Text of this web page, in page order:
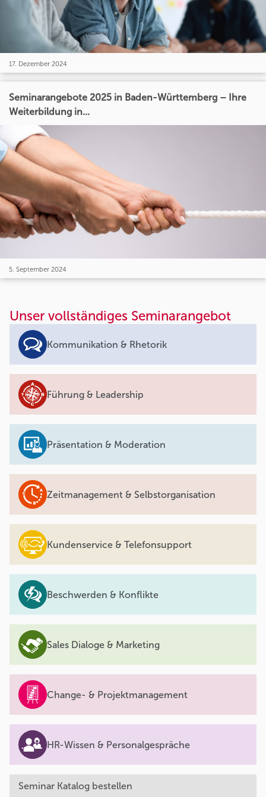
17. Dezember 2024
Seminarangebote 2025 in Baden-Württemberg – Ihre
Weiterbildung in...
5. September 2024
Unser vollständiges Seminarangebot
Kommunikation & Rhetorik
Führung & Leadership
Präsentation & Moderation
Zeitmanagement & Selbstorganisation
Kundenservice & Telefonsupport
Beschwerden & Konflikte
Sales Dialoge & Marketing
Change- & Projektmanagement
HR-Wissen & Personalgespräche
Seminar Katalog bestellen